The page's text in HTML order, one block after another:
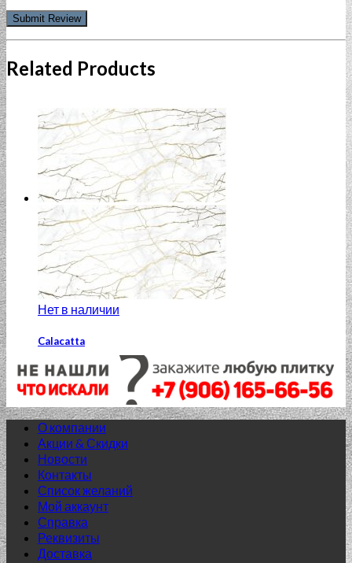
Related Products
Нет в наличии
Calacatta
Calacatta KT2L051 29.8×59.8 вставка узор белый
Добавить в список желаний
О компании
Акции & Скидки
Новости
Контакты
Список желаний
Мой аккаунт
Справка
Реквизиты
Доставка